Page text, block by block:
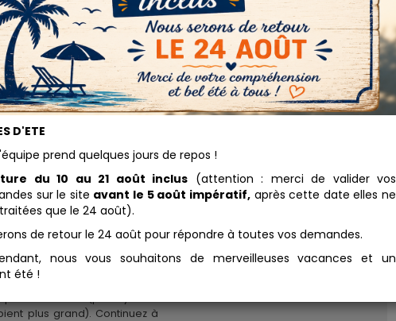
d'Abeilles
Pastilles
de la cire saponifiée :
chauffer jusqu'à ébullition 1 L
avec 100 grs de cire
d'ammonium ou de
dissous préalablement
un peu d'eau. Il se produit
plus grand). Continuez à
Ajouter au panier
D'ETE
prend quelques jours de repos !
du 10 au 21 août inclus (attention : merci de valider vos
sur le site avant le 5 août impératif,après cette date elles ne
que le 24 août).
de retour le 24 août pour répondre à toutes vos demandes.
nous vous souhaitons de merveilleuses vacances et un
été !